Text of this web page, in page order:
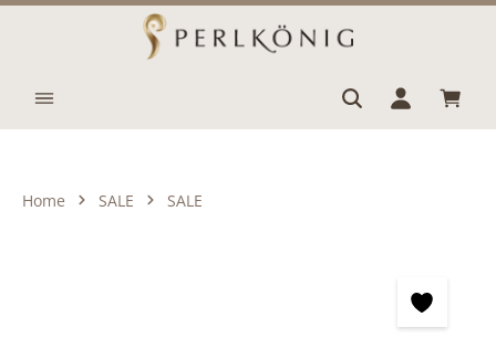
Zum Hauptinhalt springen
Home SALE SALE